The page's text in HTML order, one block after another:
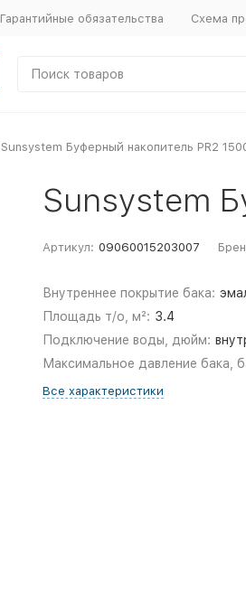
Гарантийные обязательства Схема
Sunsystem Буферный накопитель PR2
Sunsystem
Артикул: 09060015203007
Внутреннее покрытие бака:
Площадь т/о, м²: 3.4
Подключение воды, дюйм:
Максимальное давление бака,
Все характеристики